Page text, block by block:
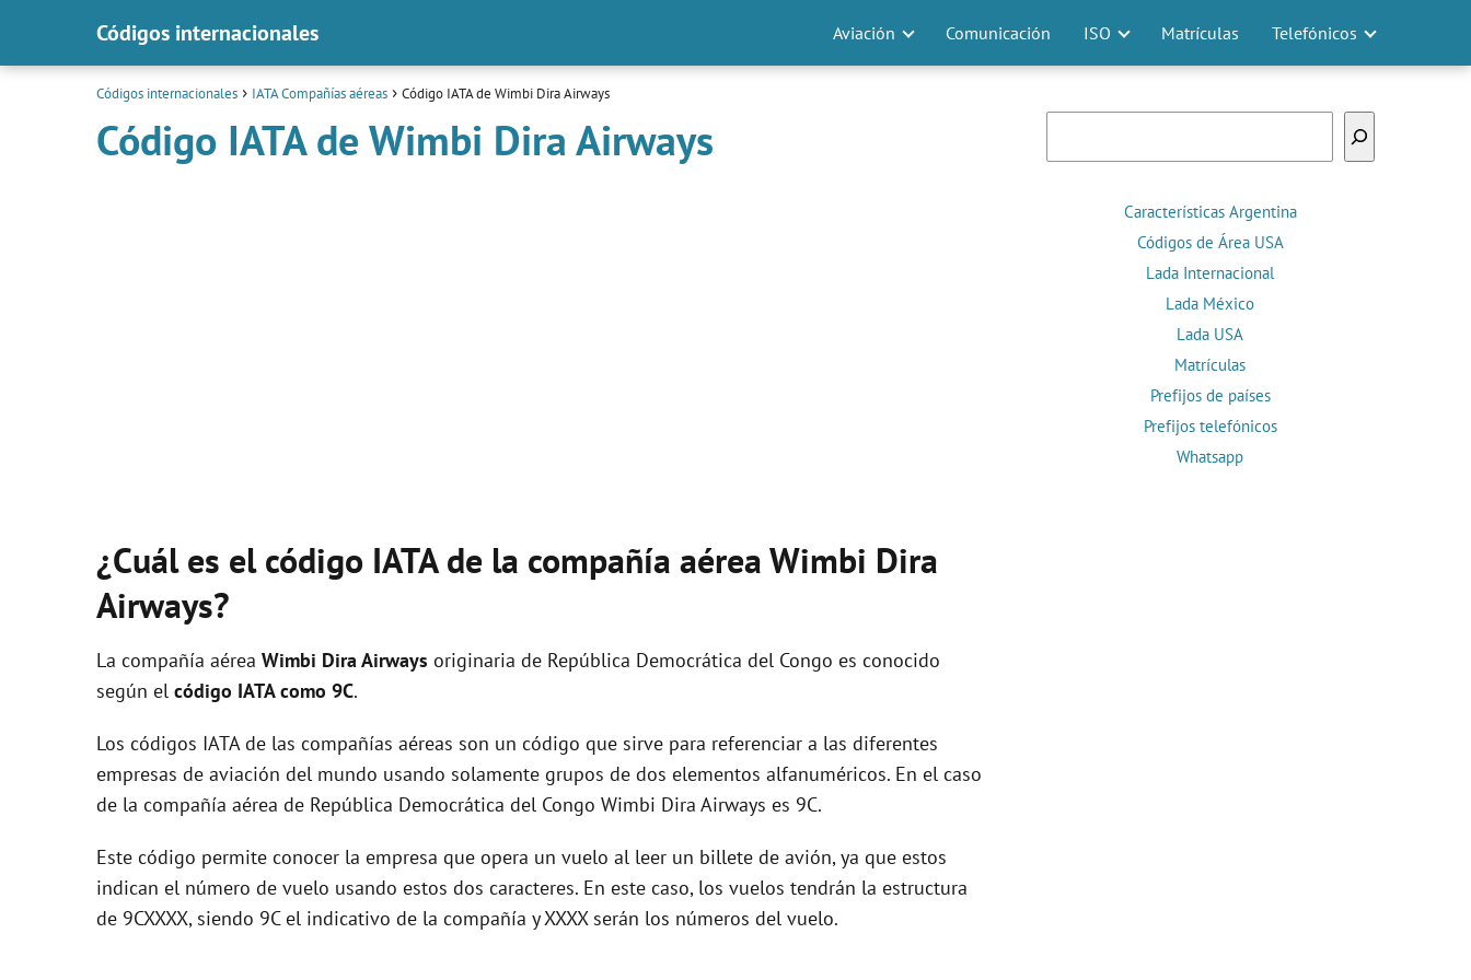
Códigos internacionales Aviación Comunicación ISO Matrículas Telefónicos
Códigos internacionales IATA Compañías aéreas Código IATA de Wimbi Dira Airways
Código IATA de Wimbi Dira Airways
¿Cuál es el código IATA de la compañía aérea Wimbi Dira
Airways?
La compañía aérea Wimbi Dira Airways originaria de República Democrática del Congo es conocido
según el código IATA como 9C.
Los códigos IATA de las compañías aéreas son un código que sirve para referenciar a las diferentes
empresas de aviación del mundo usando solamente grupos de dos elementos alfanuméricos. En el caso
de la compañía aérea de República Democrática del Congo Wimbi Dira Airways es 9C.
Este código permite conocer la empresa que opera un vuelo al leer un billete de avión, ya que estos
indican el número de vuelo usando estos dos caracteres. En este caso, los vuelos tendrán la estructura
de 9CXXXX, siendo 9C el indicativo de la compañía y XXXX serán los números del vuelo.
Características Argentina
Códigos de Área USA
Lada Internacional
Lada México
Lada USA
Matrículas
Prefijos de países
Prefijos telefónicos
Whatsapp